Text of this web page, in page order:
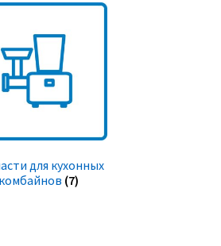
для кухонных
комбайнов (7)